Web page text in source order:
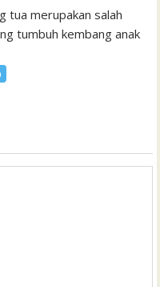
tua merupakan salah
tumbuh kembang anak